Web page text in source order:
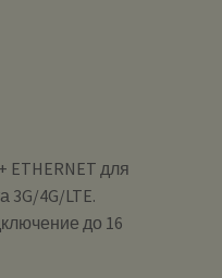
ETHERNET для
3G/4G/LTE.
до 16